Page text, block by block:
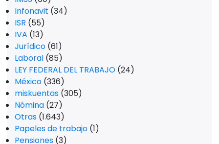
Infonavit (34)
ISR (55)
IVA (13)
Jurídico (61)
Laboral (85)
LEY FEDERAL DEL TRABAJO (24)
México (336)
miskuentas (305)
Nómina (27)
Otras (1.643)
Papeles de trabajo (1)
Pensiones (3)